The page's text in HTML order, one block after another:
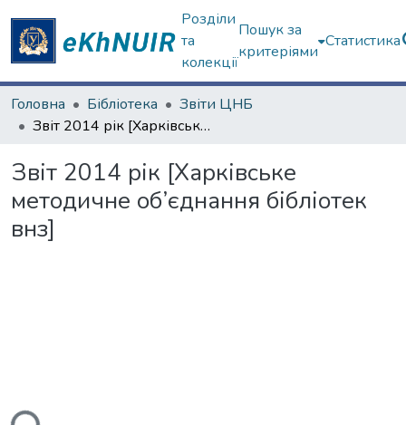
Розділи
та
колекції
Пошук за
критеріями
Статистика
Головна Бібліотека
Звіти ЦНБ
Звіт 2014 рік [Харківське методичне об’єднання бібліотек внз]
Звіт 2014 рік [Харківське
методичне об’єднання бібліотек
внз]